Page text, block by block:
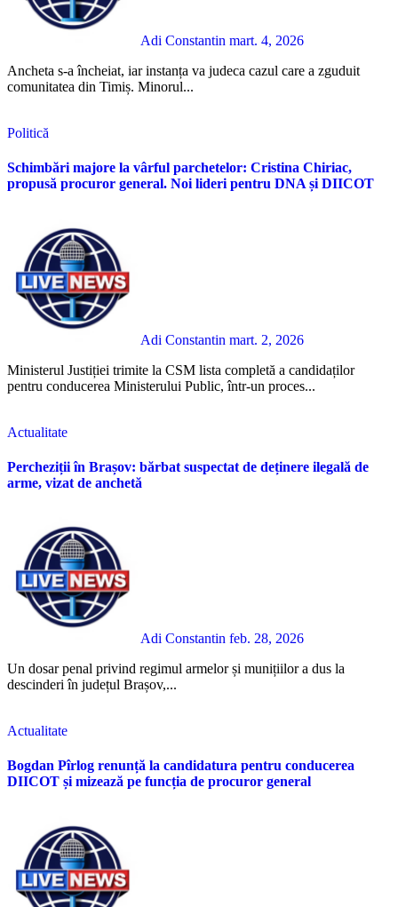
Adi Constantin mart. 4, 2026
Ancheta s-a încheiat, iar instanța va judeca cazul care a zguduit
comunitatea din Timiș. Minorul...
Politică
Schimbări majore la vârful parchetelor: Cristina Chiriac,
propusă procuror general. Noi lideri pentru DNA și DIICOT
Adi Constantin mart. 2, 2026
Ministerul Justiției trimite la CSM lista completă a candidaților
pentru conducerea Ministerului Public, într-un proces...
Actualitate
Percheziții în Brașov: bărbat suspectat de deținere ilegală de
arme, vizat de anchetă
Adi Constantin feb. 28, 2026
Un dosar penal privind regimul armelor și munițiilor a dus la
descinderi în județul Brașov,...
Actualitate
Bogdan Pîrlog renunță la candidatura pentru conducerea
DIICOT și mizează pe funcția de procuror general